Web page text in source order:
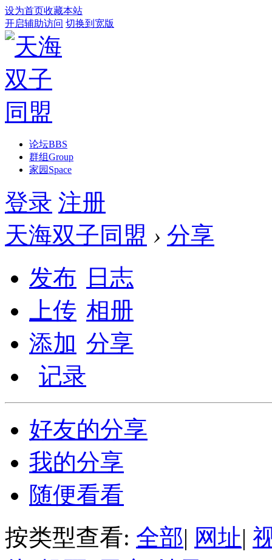
设为首页收藏本站
开启辅助访问 切换到宽版
论坛BBS
群组Group
家园 Space
登录 注册
天海双子同盟 › 分享
发布
日志
上传 相册
添加 分享
记录
好友的分享
我的分享
随便看看
按类型查看: 全部| 网址|